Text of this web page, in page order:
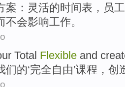
案 ： 灵活的时间表 ， 员
不会影响工作。
Total Flexible and
们的‘完全自由’课程， 创